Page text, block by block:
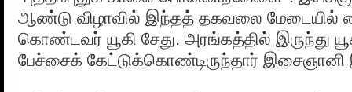
ஆண்டு விழாவில் இந்தத் தகவலை மேடையில்
கொண்டவர் யூகி சேது. அரங்கத்தில் இருந்து
பேச்சைக் கேட்டுக்கொண்டிருந்தார்